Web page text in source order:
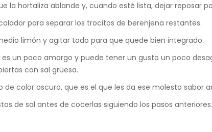
la hortaliza ablande y, cuando esté lista, dejar reposar
para separar los trocitos de berenjena restantes.
limón y agitar todo para que quede bien integrado.
un poco amargo y puede tener un gusto un poco
con sal gruesa.
color oscuro, que es el que les da ese molesto sabor
de sal antes de cocerlas siguiendo los pasos anteriores.